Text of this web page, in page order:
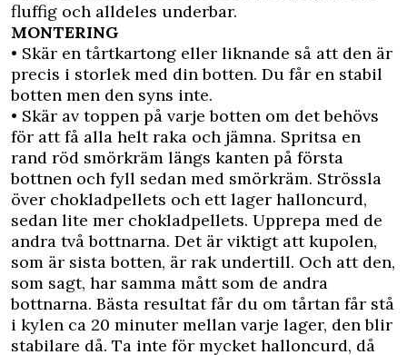
fluffig och alldeles underbar.
MONTERING
• Skär en tårtkartong eller liknande så att den är
precis i storlek med din botten. Du får en stabil
botten men den syns inte.
• Skär av toppen på varje botten om det behövs
för att få alla helt raka och jämna. Spritsa en
rand röd smörkräm längs kanten på första
bottnen och fyll sedan med smörkräm. Strössla
över chokladpellets och ett lager halloncurd,
sedan lite mer chokladpellets. Upprepa med de
andra två bottnarna. Det är viktigt att kupolen,
som är sista botten, är rak undertill. Och att den,
som sagt, har samma mått som de andra
bottnarna. Bästa resultat får du om tårtan får stå
i kylen ca 20 minuter mellan varje lager, den blir
stabilare då. Ta inte för mycket halloncurd, då